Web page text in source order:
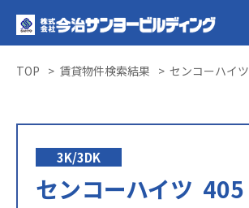
TOP 賃貸物件検索結果 センコーハイツ
3K/3DK
センコーハイツ 405